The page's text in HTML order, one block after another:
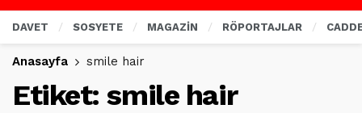
DAVET SOSYETE MAGAZİN RÖPORTAJLAR
Anasayfa smile hair
Etiket: smile hair